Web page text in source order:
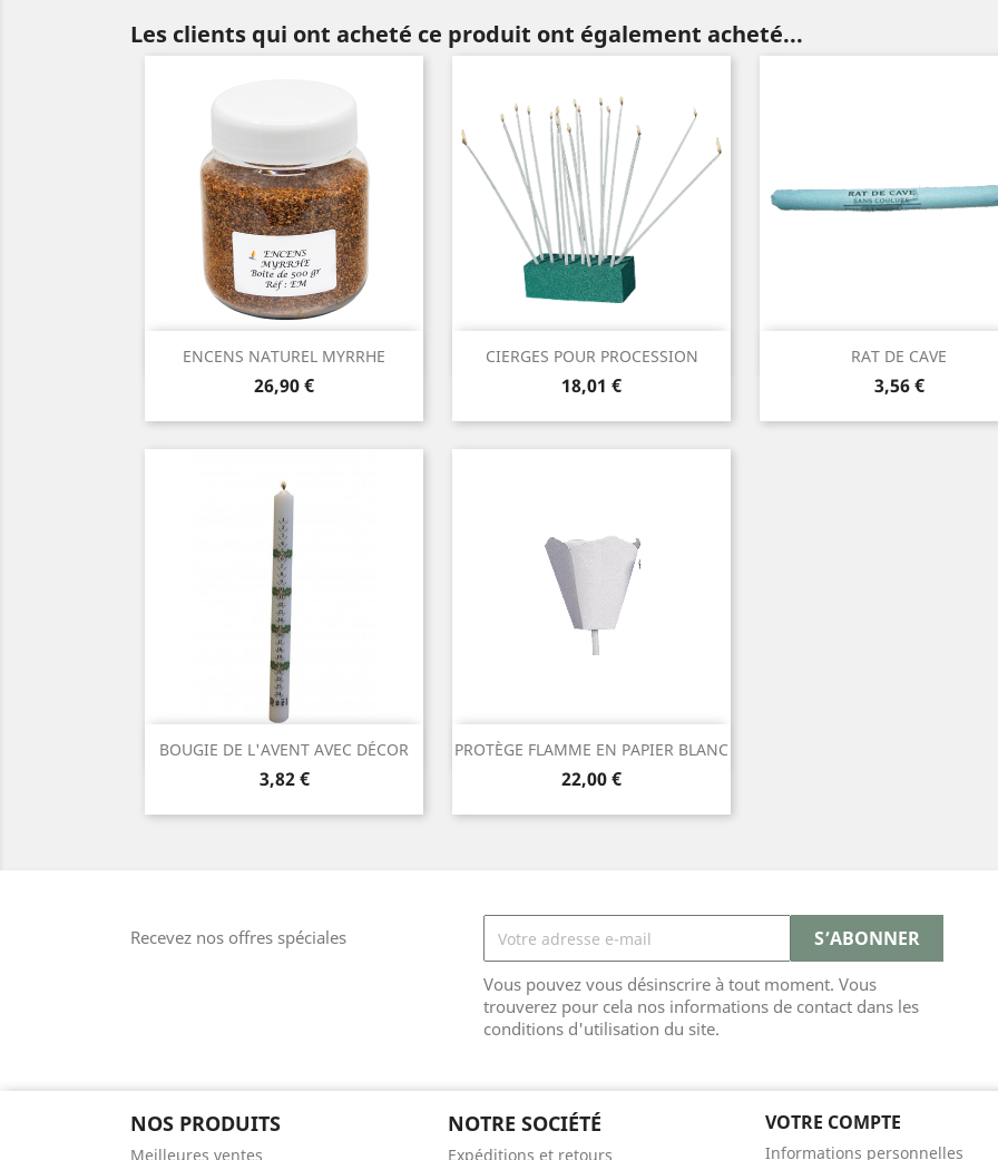
Les clients qui ont acheté ce produit ont également acheté...
ENCENS NATUREL MYRRHE
Prix
26,90 €
Aperçu rapide CIERGES POUR PROCESSION
Prix
18,01 €
Aperçu rapide RAT DE CAVE
Prix
3,56 €
Aperçu rapide
BOUGIE DE L'AVENT AVEC DÉCOR
Prix
3,82 €
Aperçu rapide PROTÈGE FLAMME EN PAPIER BLANC
Prix
22,00 €
Aperçu rapide
Recevez nos offres spéciales
Vous pouvez vous désinscrire à tout moment. Vous
trouverez pour cela nos informations de contact dans les
conditions d'utilisation du site.
NOS PRODUITS
Meilleures ventes
NOTRE SOCIÉTÉ
Expéditions et retours
VOTRE COMPTE
Informations personnelles